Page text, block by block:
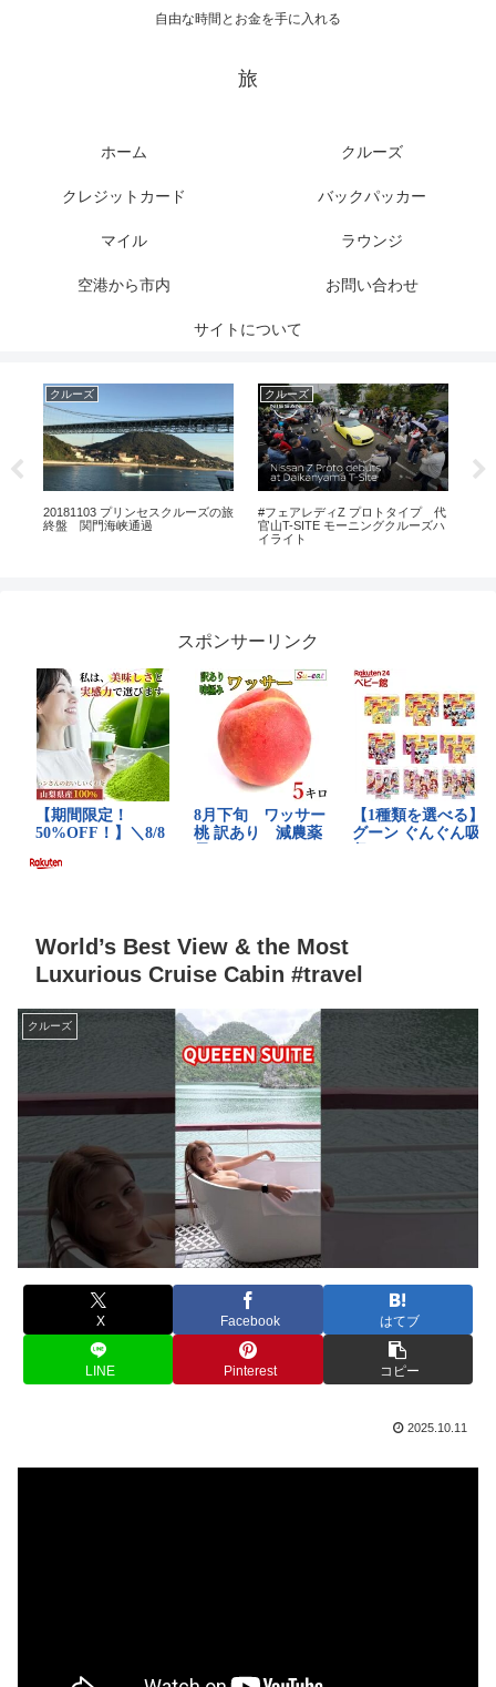
自由な時間とお金を手に入れる
旅
ホーム クルーズ
クレジットカード バックパッカー
マイル ラウンジ
空港から市内 お問い合わせ
サイトについて
クルーズ
20181103 プリンセスクルーズの旅
終盤 関門海峡通過
クルーズ
#フェアレディZ プロトタイプ 代
官山T-SITE モーニングクルーズハ
イライト
スポンサーリンク
World’s Best View & the Most
Luxurious Cruise Cabin #travel
クルーズ
X Facebook はてブ
LINE Pinterest コピー
2025.10.11